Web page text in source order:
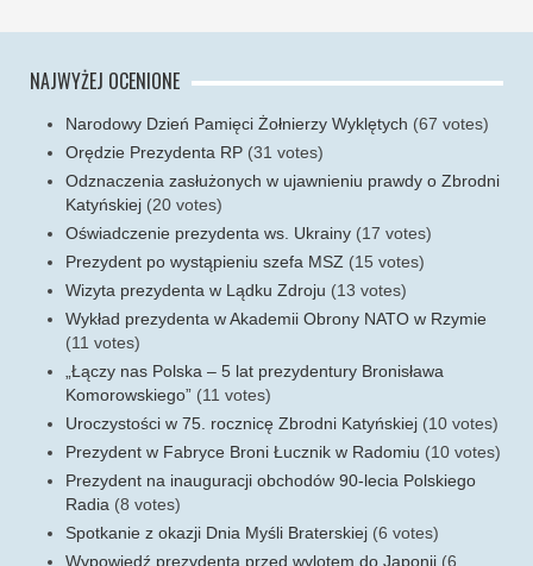
NAJWYŻEJ OCENIONE
Narodowy Dzień Pamięci Żołnierzy Wyklętych (67 votes)
Orędzie Prezydenta RP (31 votes)
Odznaczenia zasłużonych w ujawnieniu prawdy o Zbrodni
Katyńskiej (20 votes)
Oświadczenie prezydenta ws. Ukrainy (17 votes)
Prezydent po wystąpieniu szefa MSZ (15 votes)
Wizyta prezydenta w Lądku Zdroju (13 votes)
Wykład prezydenta w Akademii Obrony NATO w Rzymie
(11 votes)
„Łączy nas Polska – 5 lat prezydentury Bronisława
Komorowskiego” (11 votes)
Uroczystości w 75. rocznicę Zbrodni Katyńskiej (10 votes)
Prezydent w Fabryce Broni Łucznik w Radomiu (10 votes)
Prezydent na inauguracji obchodów 90-lecia Polskiego
Radia (8 votes)
Spotkanie z okazji Dnia Myśli Braterskiej (6 votes)
Wypowiedź prezydenta przed wylotem do Japonii (6